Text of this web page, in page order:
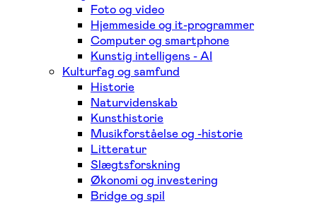
Foto og video
Hjemmeside og it-programmer
Computer og smartphone
Kunstig intelligens - AI
Kulturfag og samfund
Historie
Naturvidenskab
Kunsthistorie
Musikforståelse og -historie
Litteratur
Slægtsforskning
Økonomi og investering
Bridge og spil